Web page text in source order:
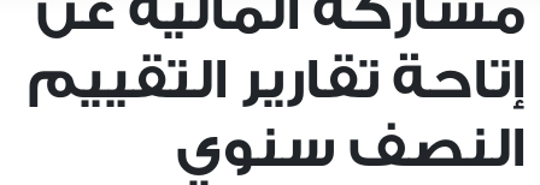
إتاحة تقارير التقييم
النصف سنوي